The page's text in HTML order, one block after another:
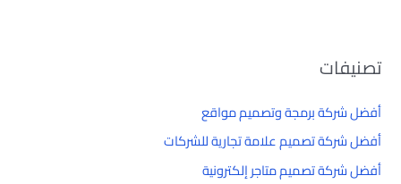
تصنيفات
أفضل شركة برمجة وتصميم مواقع
أفضل شركة تصميم علامة تجارية للشركات
أفضل شركة تصميم متاجر إلكترونية